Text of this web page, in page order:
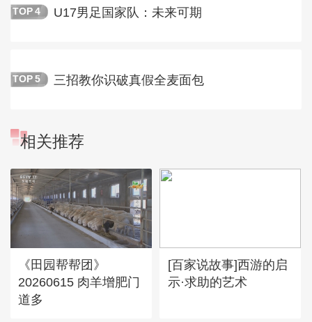
TOP 4 U17男足国家队：未来可期
TOP 5 三招教你识破真假全麦面包
相关推荐
《田园帮帮团》
20260615 肉羊增肥门
道多
[百家说故事]西游的启
示·求助的艺术